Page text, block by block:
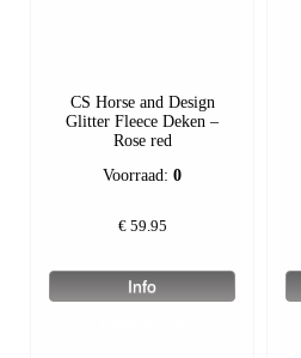
CS Horse and Design
Glitter Fleece Deken –
Rose red
Voorraad:0
€ 59.95